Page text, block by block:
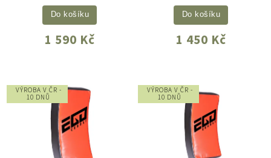
1 590 Kč
Do košíku
1 450 Kč
Do košíku
VÝROBA V ČR -
10 DNŮ
VÝROBA V ČR -
10 DNŮ